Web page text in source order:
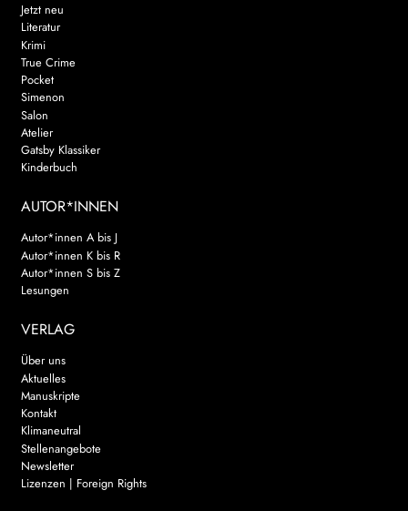
Jetzt neu
Literatur
Krimi
True Crime
Pocket
Simenon
Salon
Atelier
Gatsby Klassiker
Kinderbuch
AUTOR*INNEN
Autor*innen A bis J
Autor*innen K bis R
Autor*innen S bis Z
Lesungen
VERLAG
Über uns
Aktuelles
Manuskripte
Kontakt
Klimaneutral
Stellenangebote
Newsletter
Lizenzen | Foreign Rights